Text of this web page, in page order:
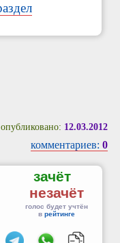
опубликовано: 12.03.2012
комментариев: 0
зачёт
незачёт
голос будет учтён
в рейтинге